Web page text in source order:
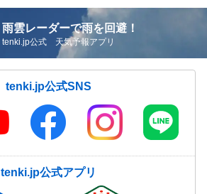
雨雲レーダーで雨を回避！
tenki.jp公式 天気予報アプリ
tenki.jp公式SNS
tenki.jp公式アプリ